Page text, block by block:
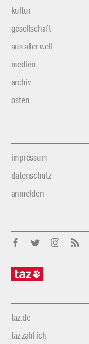
kultur
gesellschaft
aus aller welt
medien
archiv
osten
impressum
datenschutz
anmelden
taz.de
taz zahl ich